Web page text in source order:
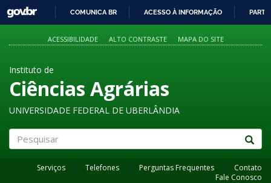
PARA
O
GOVBR
COMUNICA BR ACESSO À INFORMAÇÃO
ACESSIBILIDADE ALTO CONTRASTE MAPA DO SITE
Instituto de
Ciências Agrárias
UNIVERSIDADE FEDERAL DE UBERLÂNDIA
Serviços Telefones Perguntas Frequentes
Contato
Fale Conosco